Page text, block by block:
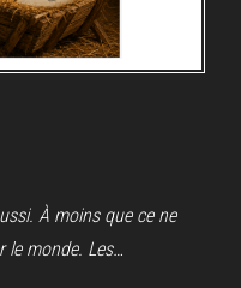
À moins que ce ne
le monde. Les…